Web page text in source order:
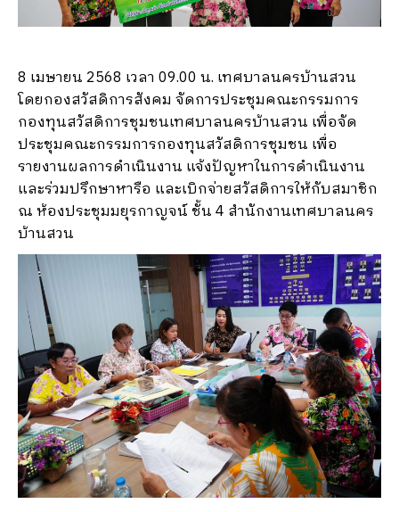
8 เมษายน 2568 เวลา 09.00 น. เทศบาลนครบ้านสวน
โดยกองสวัสดิการสังคม จัดการประชุมคณะกรรมการ
กองทุนสวัสดิการชุมชนเทศบาลนครบ้านสวน เพื่อจัด
ประชุมคณะกรรมการกองทุนสวัสดิการชุมชน เพื่อ
รายงานผลการดำเนินงาน แจ้งปัญหาในการดำเนินงาน
และร่วมปรึกษาหารือ และเบิกจ่ายสวัสดิการให้กับสมาชิก
ณ ห้องประชุมมยุรกาญจน์ ชั้น 4 สำนักงานเทศบาลนคร
บ้านสวน